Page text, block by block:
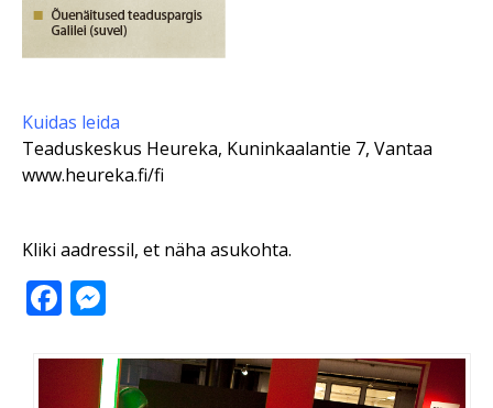
Kuidas leida
Teaduskeskus Heureka, Kuninkaalantie 7, Vantaa
www.heureka.fi/fi
Kliki aadressil, et näha asukohta.
Facebook